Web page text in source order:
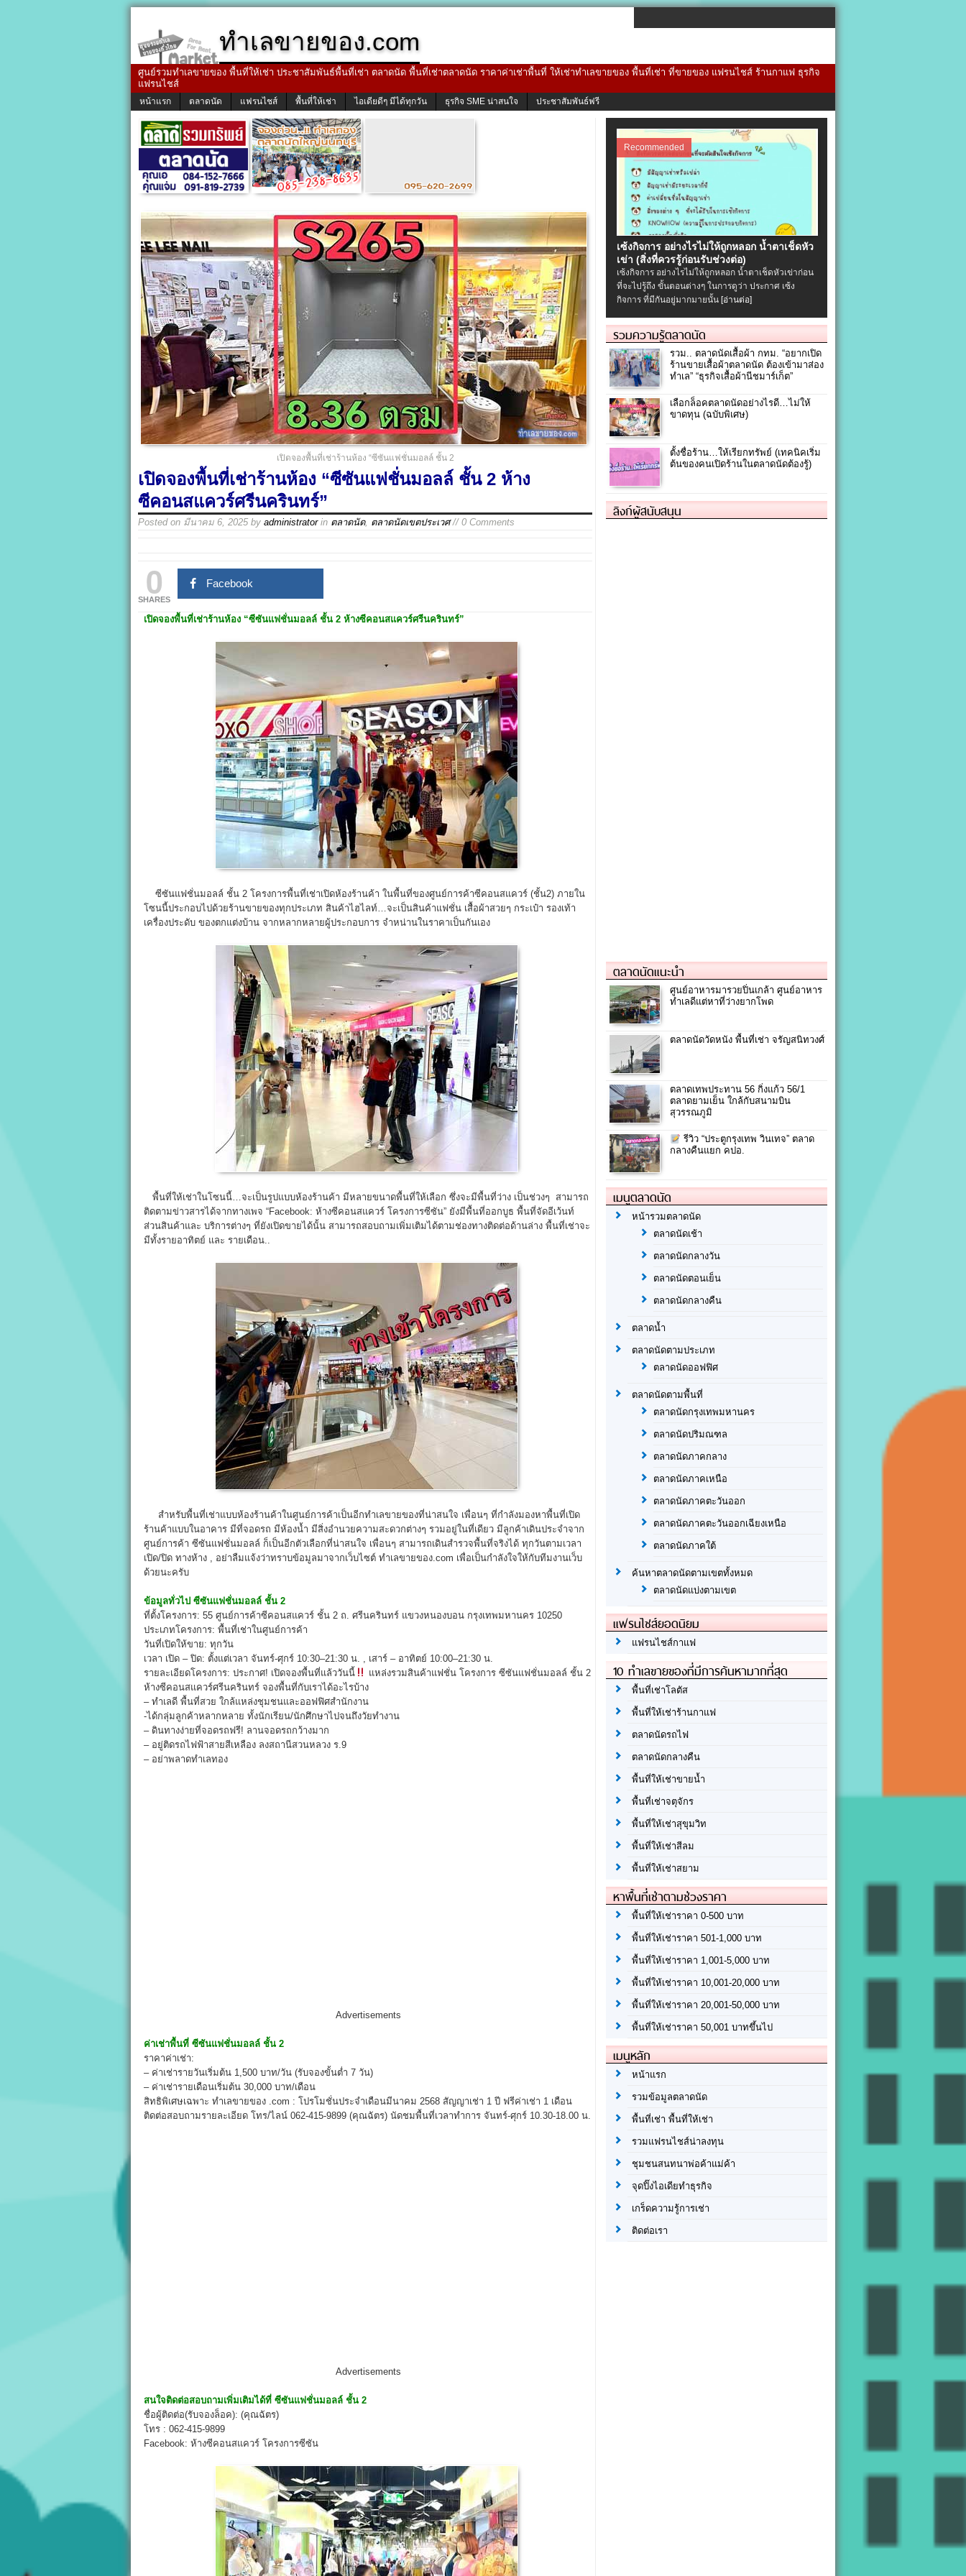
ทำเลขายของ.com
ศูนย์รวมทำเลขายของ พื้นที่ให้เช่า ประชาสัมพันธ์พื้นที่เช่า ตลาดนัด พื้นที่เช่าตลาดนัด ราคาค่าเช่าพื้นที่ ให้เช่าทำเลขายของ พื้นที่เช่า ที่ขายของ แฟรนไชส์ ร้านกาแฟ ธุรกิจ
แฟรนไชส์
หน้าแรก ตลาดนัด แฟรนไชส์ พื้นที่ให้เช่า ไอเดียดีๆ มีได้ทุกวัน ธุรกิจ SME น่าสนใจ ประชาสัมพันธ์ฟรี
เปิดจองพื้นที่เช่าร้านห้อง “ซีซันแฟชั่นมอลล์ ชั้น 2
เปิดจองพื้นที่เช่าร้านห้อง “ซีซันแฟชั่นมอลล์ ชั้น 2 ห้าง
ซีคอนสแควร์ศรีนครินทร์”
Posted on มีนาคม 6, 2025 by administratorin ตลาดนัด, ตลาดนัดเขตประเวศ// 0 Comments
0
SHARES
Facebook
เปิดจองพื้นที่เช่าร้านห้อง “ซีซันแฟชั่นมอลล์ ชั้น 2 ห้างซีคอนสแควร์ศรีนครินทร์”
ซีซันแฟชั่นมอลล์ ชั้น 2 โครงการพื้นที่เช่าเปิดห้องร้านค้า ในพื้นที่ของศูนย์การค้าซีคอนสแควร์ (ชั้น2) ภายใน
โซนนี้ประกอบไปด้วยร้านขายของทุกประเภท สินค้าไฮไลท์…จะเป็นสินค้าแฟชั่น เสื้อผ้าสวยๆ กระเป๋า รองเท้า
เครื่องประดับ ของตกแต่งบ้าน จากหลากหลายผู้ประกอบการ จำหน่านในราคาเป็นกันเอง
พื้นที่ให้เช่าในโซนนี้…จะเป็นรูปแบบห้องร้านค้า มีหลายขนาดพื้นที่ให้เลือก ซึ่งจะมีพื้นที่ว่าง เป็นช่วงๆ สามารถ
ติดตามข่าวสารได้จากทางเพจ “Facebook: ห้างซีคอนสแควร์ โครงการซีซัน” ยังมีพื้นที่ออกบูธ พื้นที่จัดอีเว้นท์
ส่วนสินค้าและ บริการต่างๆ ที่ยังเปิดขายได้นั้น สามารถสอบถามเพิ่มเติมได้ตามช่องทางติดต่อด้านล่าง พื้นที่เช่าจะ
มีทั้งรายอาทิตย์ และ รายเดือน..
สำหรับพื้นที่เช่าแบบห้องร้านค้าในศูนย์การค้าเป็นอีกทำเลขายของที่น่าสนใจ เพื่อนๆ ที่กำลังมองหาพื้นที่เปิด
ร้านค้าแบบในอาคาร มีที่จอดรถ มีห้องน้ำ มีสิ่งอำนวยความสะดวกต่างๆ รวมอยู่ในที่เดียว มีลูกค้าเดินประจำจาก
ศูนย์การค้า ซีซันแฟชั่นมอลล์ ก็เป็นอีกตัวเลือกที่น่าสนใจ เพื่อนๆ สามารถเดินสำรวจพื้นที่จริงได้ ทุกวันตามเวลา
เปิด/ปิด ทางห้าง , อย่าลืมแจ้งว่าทราบข้อมูลมาจากเว็บไซต์ ทำเลขายของ.com เพื่อเป็นกำลังใจให้กับทีมงานเว็บ
ด้วยนะครับ
ข้อมูลทั่วไป ซีซันแฟชั่นมอลล์ ชั้น 2
ที่ตั้งโครงการ: 55 ศูนย์การค้าซีคอนสแควร์ ชั้น 2 ถ. ศรีนครินทร์ แขวงหนองบอน กรุงเทพมหานคร 10250
ประเภทโครงการ: พื้นที่เช่าในศูนย์การค้า
วันที่เปิดให้ขาย: ทุกวัน
เวลา เปิด – ปิด: ตั้งแต่เวลา จันทร์-ศุกร์ 10:30–21:30 น. , เสาร์ – อาทิตย์ 10:00–21:30 น.
รายละเอียดโครงการ: ประกาศ! เปิดจองพื้นที่แล้ววันนี้
แหล่งรวมสินค้าแฟชั่น โครงการ ซีซันแฟชั่นมอลล์ ชั้น 2
ห้างซีคอนสแควร์ศรีนครินทร์ จองพื้นที่กับเราได้อะไรบ้าง
– ทำเลดี พื้นที่สวย ใกล้แหล่งชุมชนและออฟฟิศสำนักงาน
-ได้กลุ่มลูกค้าหลากหลาย ทั้งนักเรียน/นักศึกษาไปจนถึงวัยทำงาน
– ดินทางง่ายที่จอดรถฟรี! ลานจอดรถกว้างมาก
– อยู่ติดรถไฟฟ้าสายสีเหลือง ลงสถานีสวนหลวง ร.9
– อย่าพลาดทำเลทอง
Advertisements
ค่าเช่าพื้นที่ ซีซันแฟชั่นมอลล์ ชั้น 2
ราคาค่าเช่า:
– ค่าเช่ารายวันเริ่มต้น 1,500 บาท/วัน (รับจองขั้นต่ำ 7 วัน)
– ค่าเช่ารายเดือนเริ่มต้น 30,000 บาท/เดือน
สิทธิพิเศษเฉพาะ ทำเลขายของ .com : โปรโมชั่นประจำเดือนมีนาคม 2568 สัญญาเช่า 1 ปี ฟรีค่าเช่า 1 เดือน
ติดต่อสอบถามรายละเอียด โทร/ไลน์ 062-415-9899 (คุณฉัตร) นัดชมพื้นที่เวลาทำการ จันทร์-ศุกร์ 10.30-18.00 น.
Advertisements
สนใจติดต่อสอบถามเพิ่มเติมได้ที่ ซีซันแฟชั่นมอลล์ ชั้น 2
ชื่อผู้ติดต่อ(รับจองล็อค): (คุณฉัตร)
โทร : 062-415-9899
Facebook: ห้างซีคอนสแควร์ โครงการซีซัน
Recommended
เซ้งกิจการ อย่างไรไม่ให้ถูกหลอก น้ำตาเช็ดหัว
เข่า (สิ่งที่ควรรู้ก่อนรับช่วงต่อ)
เซ้งกิจการ อย่างไรไม่ให้ถูกหลอก น้ำตาเช็ดหัวเข่าก่อน
ที่จะไปรู้ถึง ขั้นตอนต่างๆ ในการดูว่า ประกาศ เซ้ง
กิจการ ที่มีกันอยู่มากมายนั้น [อ่านต่อ]
รวมความรู้ตลาดนัด
รวม.. ตลาดนัดเสื้อผ้า กทม. “อยากเปิด
ร้านขายเสื้อผ้าตลาดนัด ต้องเข้ามาส่อง
ทำเล” “ธุรกิจเสื้อผ้านีชมาร์เก็ต”
เลือกล็อคตลาดนัดอย่างไรดี…ไม่ให้
ขาดทุน (ฉบับพิเศษ)
ตั้งชื่อร้าน…ให้เรียกทรัพย์ (เทคนิคเริ่ม
ต้นของคนเปิดร้านในตลาดนัดต้องรู้)
ลิงก์ผู้สนับสนุน
ตลาดนัดแนะนำ
ศูนย์อาหารมารวยปิ่นเกล้า ศูนย์อาหาร
ทำเลดีแต่หาที่ว่างยากโพด
ตลาดนัดวัดหนัง พื้นที่เช่า จรัญสนิทวงศ์
ตลาดเทพประทาน 56 กิ่งแก้ว 56/1
ตลาดยามเย็น ใกล้กับสนามบิน
สุวรรณภูมิ
รีวิว “ประตูกรุงเทพ วินเทจ” ตลาด
กลางคืนแยก คปอ.
เมนูตลาดนัด
หน้ารวมตลาดนัด
ตลาดนัดเช้า
ตลาดนัดกลางวัน
ตลาดนัดตอนเย็น
ตลาดนัดกลางคืน
ตลาดน้ำ
ตลาดนัดตามประเภท
ตลาดนัดออฟฟิศ
ตลาดนัดตามพื้นที่
ตลาดนัดกรุงเทพมหานคร
ตลาดนัดปริมณฑล
ตลาดนัดภาคกลาง
ตลาดนัดภาคเหนือ
ตลาดนัดภาคตะวันออก
ตลาดนัดภาคตะวันออกเฉียงเหนือ
ตลาดนัดภาคใต้
ค้นหาตลาดนัดตามเขตทั้งหมด
ตลาดนัดแบ่งตามเขต
แฟรนไชส์ยอดนิยม
แฟรนไชส์กาแฟ
10 ทำเลขายของที่มีการค้นหามากที่สุด
พื้นที่เช่าโลตัส
พื้นที่ให้เช่าร้านกาแฟ
ตลาดนัดรถไฟ
ตลาดนัดกลางคืน
พื้นที่ให้เช่าขายน้ำ
พื้นที่เช่าจตุจักร
พื้นที่ให้เช่าสุขุมวิท
พื้นที่ให้เช่าสีลม
พื้นที่ให้เช่าสยาม
หาพื้นที่เช่าตามช่วงราคา
พื้นที่ให้เช่าราคา 0-500 บาท
พื้นที่ให้เช่าราคา 501-1,000 บาท
พื้นที่ให้เช่าราคา 1,001-5,000 บาท
พื้นที่ให้เช่าราคา 10,001-20,000 บาท
พื้นที่ให้เช่าราคา 20,001-50,000 บาท
พื้นที่ให้เช่าราคา 50,001 บาทขึ้นไป
เมนูหลัก
หน้าแรก
รวมข้อมูลตลาดนัด
พื้นที่เช่า พื้นที่ให้เช่า
รวมแฟรนไชส์น่าลงทุน
ชุมชนสนทนาพ่อค้าแม่ค้า
จุดปิ๊งไอเดียทำธุรกิจ
เกร็ดความรู้การเช่า
ติดต่อเรา